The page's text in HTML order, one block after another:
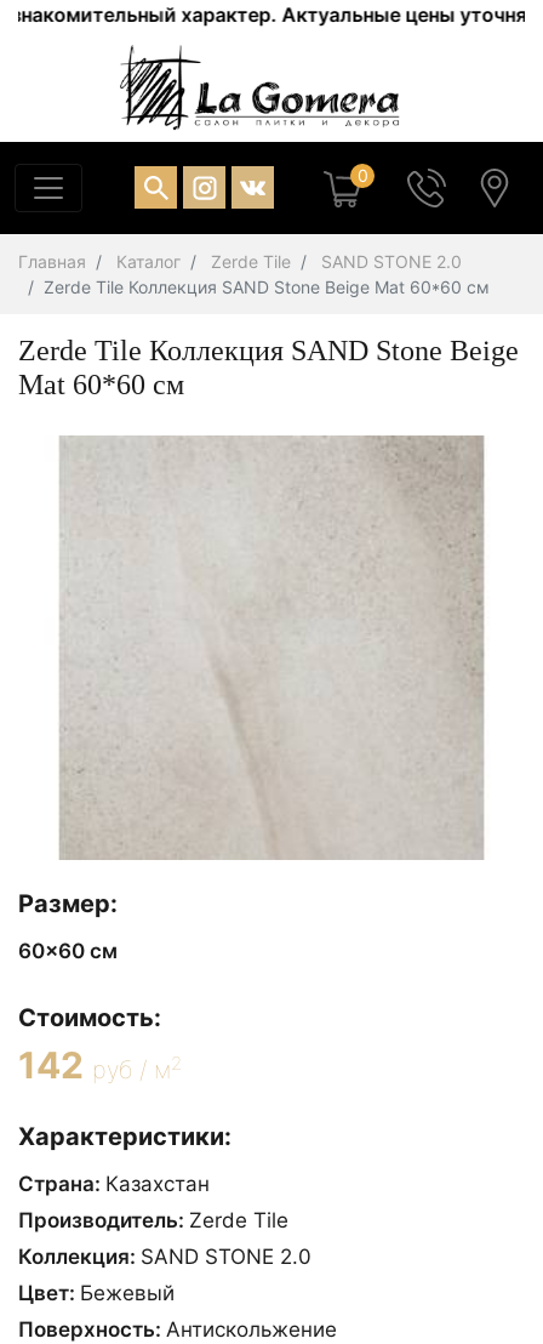
характер. Актуальные цены уточняйте
0
Главная Каталог Zerde Tile
SAND STONE 2.0
Zerde Tile Коллекция SAND Stone Beige Mat 60*60 см
Zerde Tile Коллекция SAND Stone Beige
Mat 60*60 см
Размер:
60x60 см
Стоимость:
142 руб / м2
Характеристики:
Страна: Казахстан
Производитель: Zerde Tile
Коллекция: SAND STONE 2.0
Цвет: Бежевый
Поверхность: Антискольжение